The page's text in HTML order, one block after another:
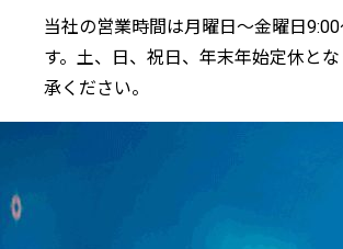
当社の営業時間は月曜日～金曜日
す。土、日、祝日、年末年始定休と
承ください。